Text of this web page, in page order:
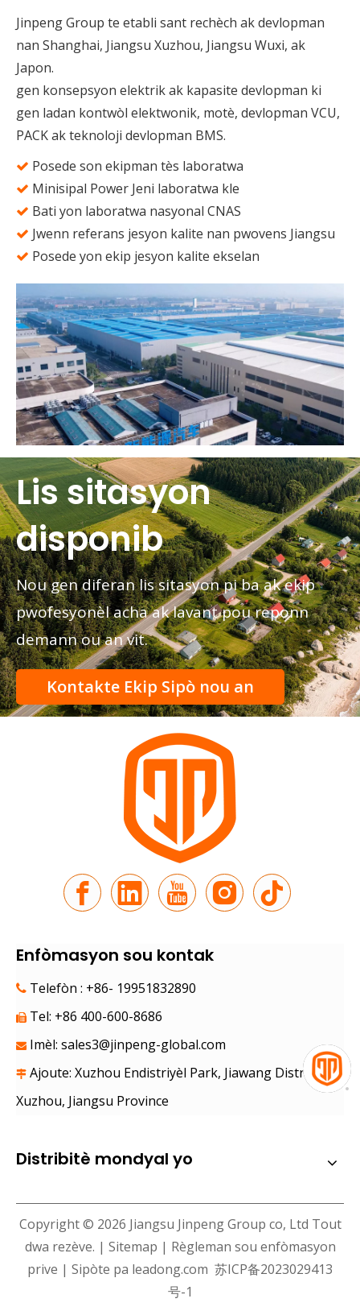
Jinpeng Group te etabli sant rechèch ak devlopman
nan Shanghai, Jiangsu Xuzhou, Jiangsu Wuxi, ak
Japon.
gen konsepsyon elektrik ak kapasite devlopman ki
gen ladan kontwòl elektwonik, motè, devlopman VCU,
PACK ak teknoloji devlopman BMS.
 Posede son ekipman tès laboratwa
 Minisipal Power Jeni laboratwa kle
 Bati yon laboratwa nasyonal CNAS
 Jwenn referans jesyon kalite nan pwovens Jiangsu
 Posede yon ekip jesyon kalite ekselan
Lis sitasyon
disponib
Nou gen diferan lis sitasyon pi ba ak ekip
pwofesyonèl acha ak lavant pou reponn
demann ou an vit.
Kontakte Ekip Sipò nou an
Enfòmasyon sou kontak
 Telefòn : +86- 19951832890
 Tel: +86 400-600-8686
 Imèl: sales3@jinpeng-global.com
 Ajoute: Xuzhou Endistriyèl Park, Jiawang District,
Xuzhou, Jiangsu Province
Distribitè mondyal yo
Copyright © 2026 Jiangsu Jinpeng Group co, Ltd Tout
dwa rezève. | Sitemap | Règleman sou enfòmasyon
prive | Sipòte pa leadong.com 苏ICP备2023029413
号-1